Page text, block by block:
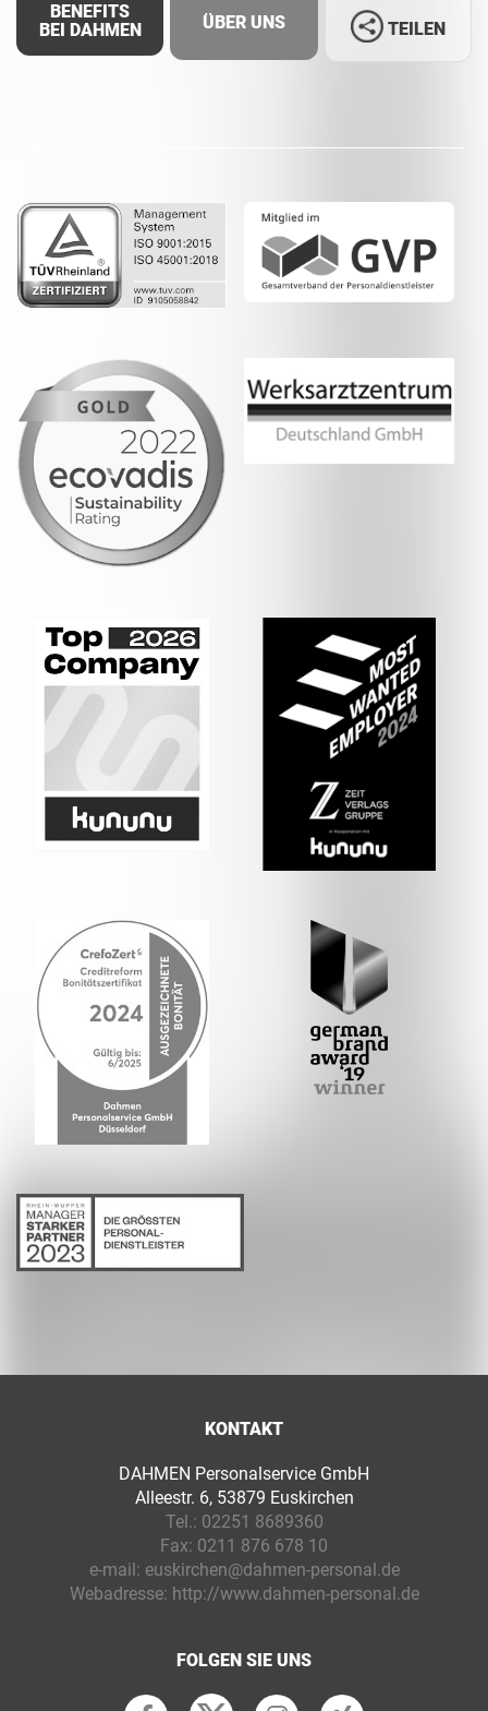
BENEFITS
BEI DAHMEN
ÜBER UNS TEILEN
KONTAKT
DAHMEN Personalservice GmbH
Alleestr. 6, 53879 Euskirchen
Tel.: 02251 8689360
Fax: 0211 876 678 10
e-mail: euskirchen@dahmen-personal.de
Webadresse: http://www.dahmen-personal.de
FOLGEN SIE UNS